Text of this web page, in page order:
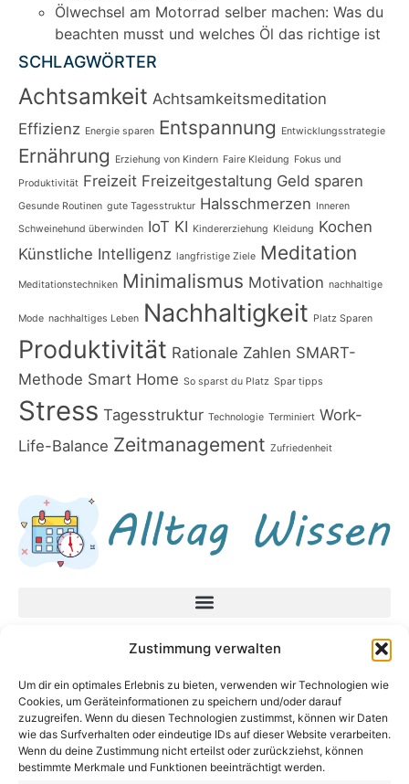
Zustimmung verwalten
Um dir ein optimales Erlebnis zu bieten, verwenden wir Technologien wie
Cookies, um Geräteinformationen zu speichern und/oder darauf
zuzugreifen. Wenn du diesen Technologien zustimmst, können wir Daten
wie das Surfverhalten oder eindeutige IDs auf dieser Website verarbeiten.
Wenn du deine Zustimmung nicht erteilst oder zurückziehst, können
bestimmte Merkmale und Funktionen beeinträchtigt werden.
Ölwechsel am Motorrad selber machen: Was du
beachten musst und welches Öl das richtige ist
SCHLAGWÖRTER
Achtsamkeit Achtsamkeitsmeditation
Effizienz Energie sparen Entspannung Entwicklungsstrategie
Ernährung Erziehung von Kindern Faire Kleidung Fokus und
Produktivität Freizeit Freizeitgestaltung Geld sparen
Gesunde Routinen gute Tagesstruktur Halsschmerzen Inneren
Schweinehund überwinden IoT KI Kindererziehung Kleidung Kochen
Künstliche Intelligenz langfristige Ziele Meditation
Meditationstechniken Minimalismus Motivation nachhaltige
Mode nachhaltiges Leben Nachhaltigkeit Platz Sparen
Produktivität Rationale Zahlen SMART-
Methode Smart Home So sparst du Platz Spar tipps
Stress Tagesstruktur Technologie Terminiert Work-
Life-Balance Zeitmanagement Zufriedenheit
Impressum
Neueste Beiträge
In unsicheren Zeiten fragen Sie diese Fragen,
bevor Sie eine Entscheidung treffen
Baby Bodenbett – Warum ein Bodenbett für